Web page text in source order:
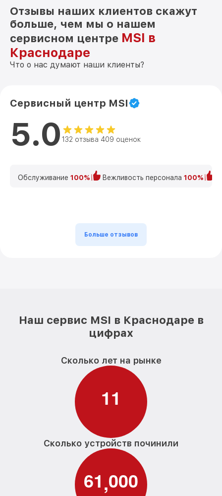
Отзывы наших клиентов скажут
больше, чем мы о нашем
сервисном центре MSI в
Краснодаре
Что о нас думают наши клиенты?
Сервисный центр MSI
5.0 132 отзыва 409 оценок
Обслуживание 100% Вежливость персонала 100%
Больше отзывов
Наш сервис MSI в Краснодаре в
цифрах
Сколько лет на рынке
11
Сколько устройств починили
61,000